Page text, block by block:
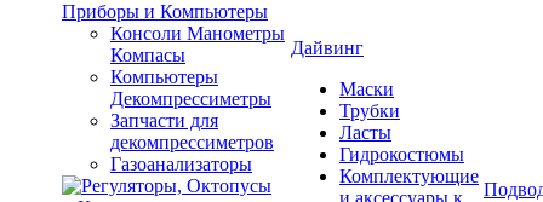
Приборы и Компьютеры
Консоли Манометры
Компасы
Компьютеры
Декомпрессиметры
Запчасти для
декомпрессиметров
Газоанализаторы
Дайвинг
Маски
Трубки
Ласты
Гидрокостюмы
Комплектующие
и аксессуары к